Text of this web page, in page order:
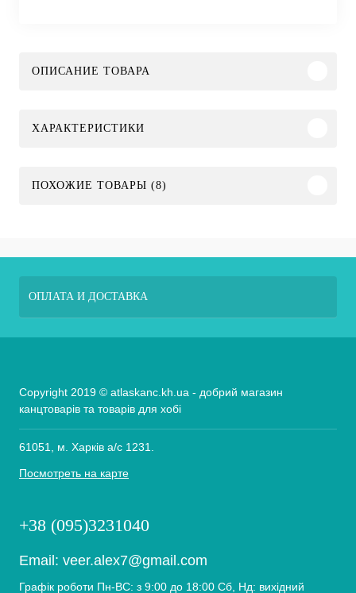
ОПИСАНИЕ ТОВАРА
ХАРАКТЕРИСТИКИ
ПОХОЖИЕ ТОВАРЫ (8)
ОПЛАТА И ДОСТАВКА
Copyright 2019 © atlaskanc.kh.ua - добрий магазин
канцтоварів та товарів для хобі
61051, м. Харків а/с 1231.
Посмотреть на карте
+38 (095)3231040
Email: veer.alex7@gmail.com
Графік роботи Пн-ВС: з 9:00 до 18:00 Сб, Нд: вихідний